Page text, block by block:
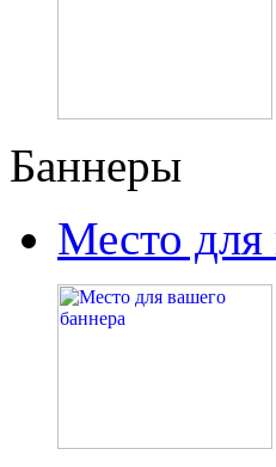
Баннеры
Место для